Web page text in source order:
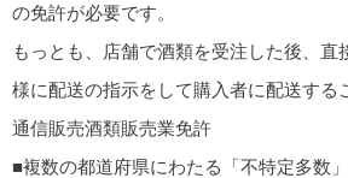
の免許が必要です。
もっとも、店舗で酒類を受注した後、直
様に配送の指示をして購入者に配送する
通信販売酒類販売業免許
■複数の都道府県にわたる「不特定多数